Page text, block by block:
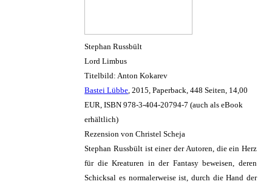
Stephan Russbült
Lord Limbus
Titelbild: Anton Kokarev
Bastei Lübbe , 2015, Paperback, 448 Seiten, 14,00
EUR, ISBN 978-3-404-20794-7 (auch als eBook
erhältlich)
Rezension von Christel Scheja
Stephan Russbült ist einer der Autoren, die ein Herz
für die Kreaturen in der Fantasy beweisen, deren
Schicksal es normalerweise ist, durch die Hand der